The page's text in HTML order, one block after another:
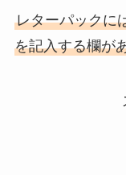
レターパックに
を記入する欄が